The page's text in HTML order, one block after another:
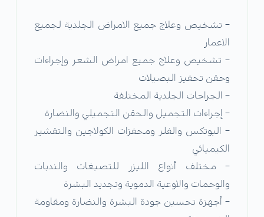
– تشخيص وعلاج جميع الامراض الجلدية لجميع
الاعمار
– تشخيص وعلاج جميع امراض الشعر وإجراءات
وحقن تحفيز البصيلات
– الجراحات الجلدية المختلفة
– إجراءات التجميل والحقن التجميلي والنضارة
– البوتكس والفلر ومحفزات الكولاجين والتقشير
الكيميائي
– مختلف أنواع الليزر للتصبغات والندبات
والوحمات والاوعية الدموية وتجديد البشرة
– أجهزة تحسين جودة البشرة والنضارة ومقاومة